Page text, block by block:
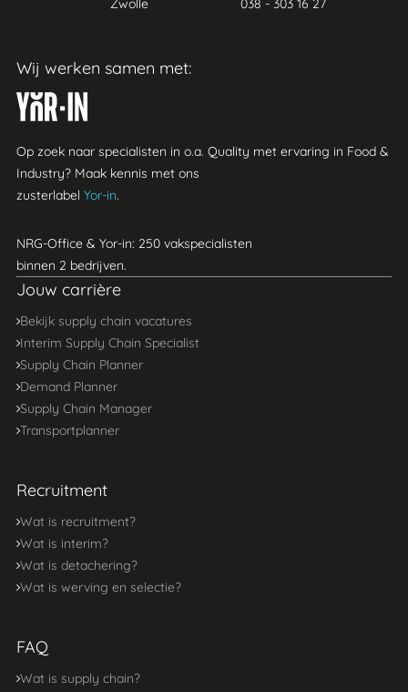
Zwolle
038 - 303 16 27
Wij werken samen met:
Op zoek naar specialisten in o.a. Quality met ervaring in Food &
Industry? Maak kennis met ons
zusterlabel Yor-in.
NRG-Office & Yor-in: 250 vakspecialisten
binnen 2 bedrijven.
Jouw carrière
Bekijk supply chain vacatures
Interim Supply Chain Specialist
Supply Chain Planner
Demand Planner
Supply Chain Manager
Transportplanner
Recruitment
Wat is recruitment?
Wat is interim?
Wat is detachering?
Wat is werving en selectie?
FAQ
Wat is supply chain?